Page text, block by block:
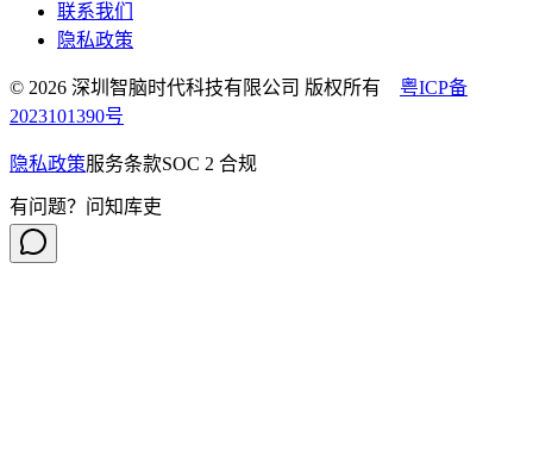
联系我们
隐私政策
© 2026 深圳智脑时代科技有限公司 版权所有 粤ICP备
2023101390号
隐私政策服务条款SOC 2 合规
有问题？问知库吏